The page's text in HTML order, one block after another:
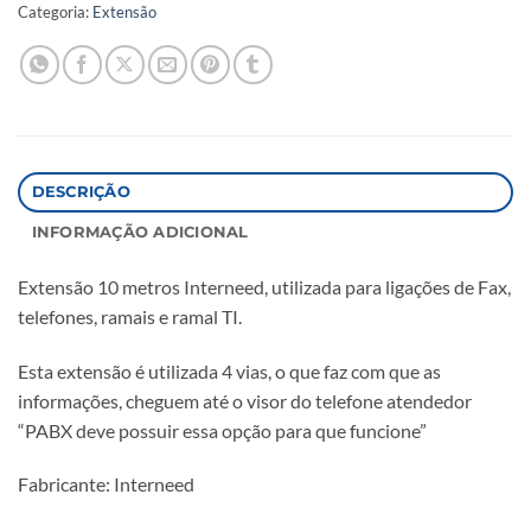
Categoria: Extensão
DESCRIÇÃO
INFORMAÇÃO ADICIONAL
Extensão 10 metros Interneed, utilizada para ligações de Fax,
telefones, ramais e ramal TI.
Esta extensão é utilizada 4 vias, o que faz com que as
informações, cheguem até o visor do telefone atendedor
“PABX deve possuir essa opção para que funcione”
Fabricante: Interneed